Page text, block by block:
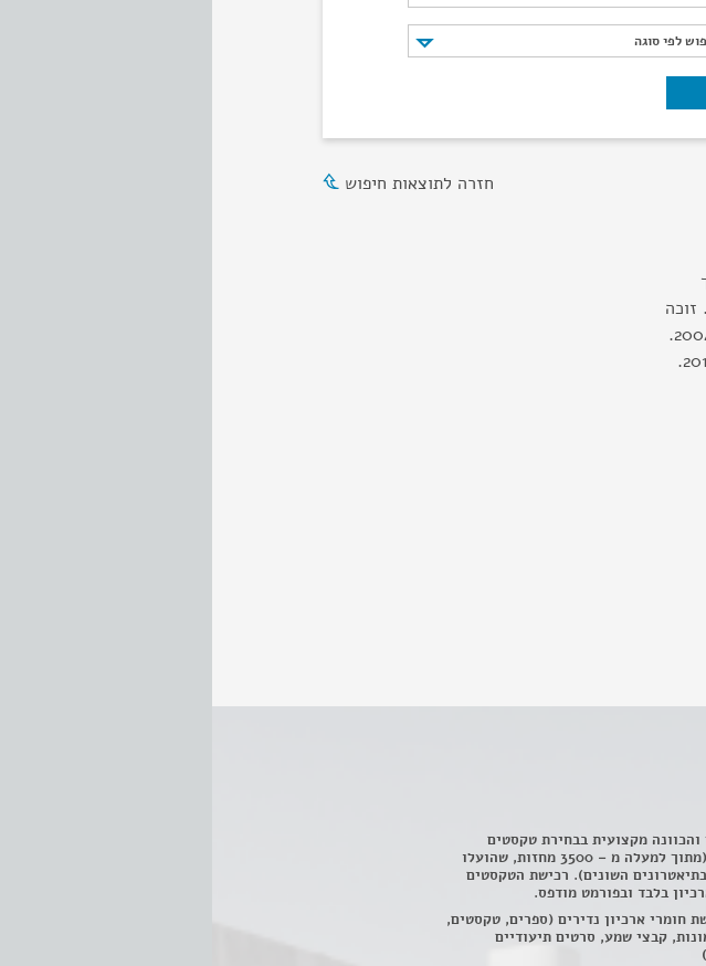
לפי סוגה
לפי סוגה
חזרה לתוצאות חיפוש
זוכה
מלגת "קרן שרת" 2002 ומלגות מטעם "סמינר הקיבוצים" 2002, 2004.
והכוונה מקצועית בבחירת טקסטים
ומונולוגים (מתוך למעלה מ – 3500 מחזות, שהועלו
השונים). רכישת הטקסטים
בלבד ובפורמט מודפס.
חומרי ארכיון נדירים (ספרים, טקסטים,
קבצי שמע, סרטים תיעודיים